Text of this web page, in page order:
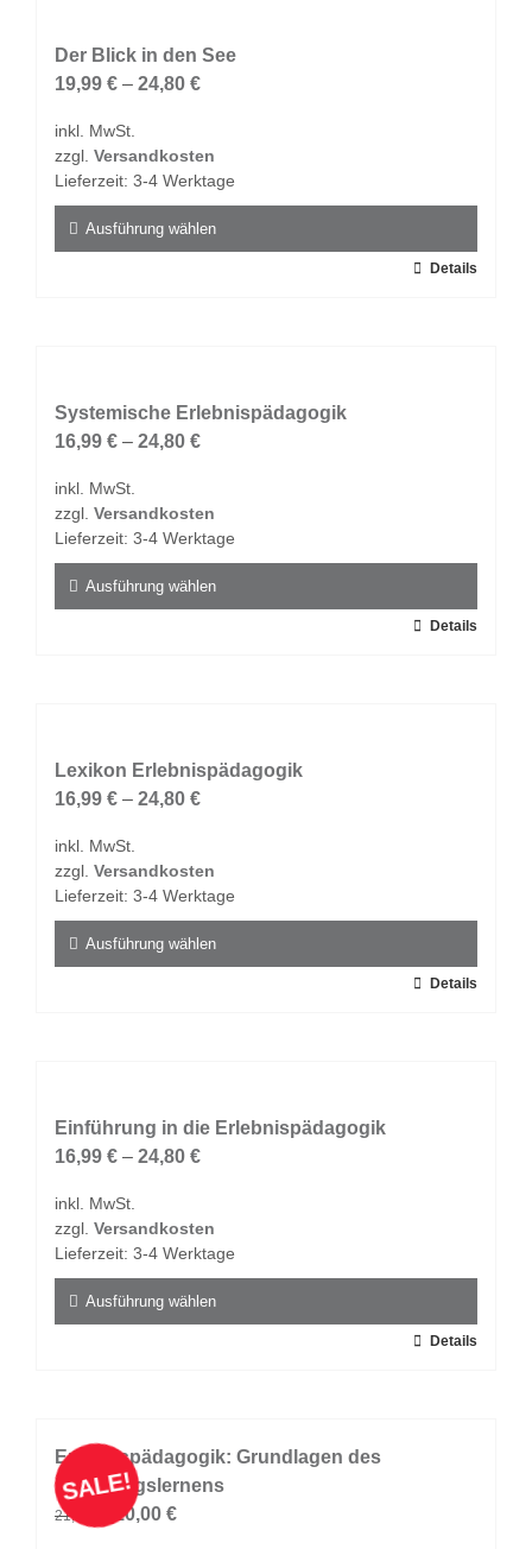
auf.
Die
können
auf
Produktseite
gewählt
Der Blick in den See
19,99 € – 24,80 €
inkl. MwSt.
zzgl. Versandkosten
Lieferzeit: 3-4 Werktage
Ausführung wählen
auf.
Die
können
auf
Produktseite
gewählt
Details
Systemische Erlebnispädagogik
16,99 € – 24,80 €
inkl. MwSt.
zzgl. Versandkosten
Lieferzeit: 3-4 Werktage
Ausführung wählen
auf.
Die
können
auf
Produktseite
gewählt
Details
Lexikon Erlebnispädagogik
16,99 € – 24,80 €
inkl. MwSt.
zzgl. Versandkosten
Lieferzeit: 3-4 Werktage
Ausführung wählen
auf.
Die
können
auf
Produktseite
gewählt
Details
Einführung in die Erlebnispädagogik
16,99 € – 24,80 €
inkl. MwSt.
zzgl. Versandkosten
Lieferzeit: 3-4 Werktage
Ausführung wählen
Varianten
auf.
Die
Details
SALE!
Erlebnispädagogik: Grundlagen des
Erfahrungslernens
21,50
Ursprünglicher
10,00 €Aktueller